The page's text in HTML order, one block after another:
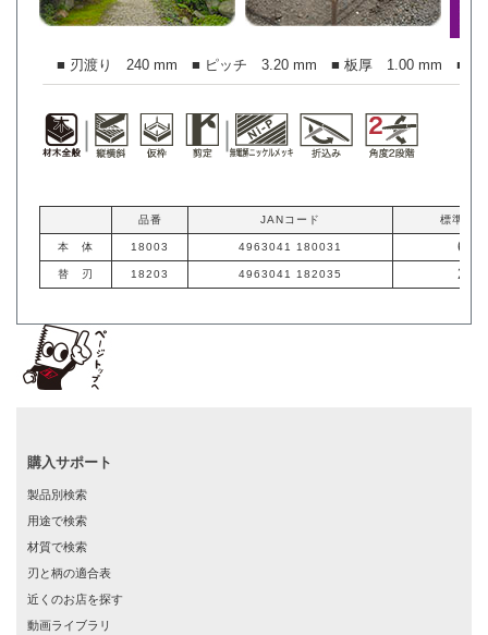
■ 刃渡り 240 mm ■ ピッチ 3.20 mm ■ 板厚 1.00 mm ■ 切
品番 JANコード 標準価
本 体 18003 4963041 180031
替 刃 18203 4963041 182035
購入サポート
製品別検索
用途で検索
材質で検索
刃と柄の適合表
近くのお店を探す
動画ライブラリ